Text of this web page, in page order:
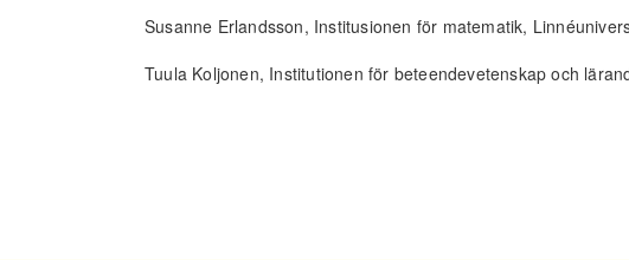
Susanne Erlandsson, Institusionen för matematik,
Tuula Koljonen, Institutionen för beteendevetenskap och